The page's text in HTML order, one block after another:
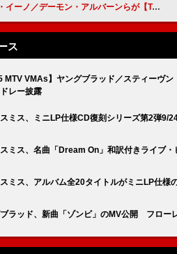
ーモン・アルバーンらが【Together for Palestine】に出演、約3億円が集まる
ス
MTV VMAs】ヤングブラッド／スティーヴ
レー披露
ミス、ミニLP仕様CD復刻シリーズ第2弾9/
ミス、名曲「Dream On」和訳付きライブ・
ミス、アルバム全20タイトルがミニLP仕様
ラッド、新曲「ゾンビ」のMV公開 フロー